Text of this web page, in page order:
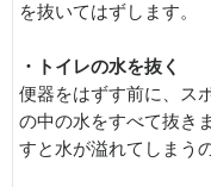
を抜いてはずします。
・トイレの水を抜く
便器をはずす前に、ス
の中の水をすべて抜き
すと水が溢れてしまう